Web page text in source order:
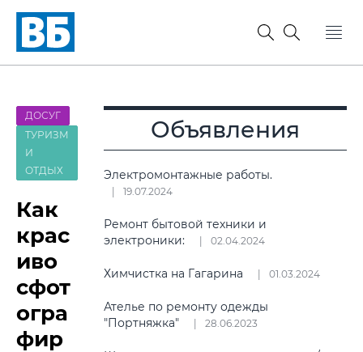
ДОСУГ
ТУРИЗМ
И
ОТДЫХ
Как
крас
иво
сфот
огра
фир
Объявления
Электромонтажные работы.
19.07.2024
Ремонт бытовой техники и
электроники:
02.04.2024
Химчистка на Гагарина 01.03.2024
Ателье по ремонту одежды
"Портняжка"
28.06.2023